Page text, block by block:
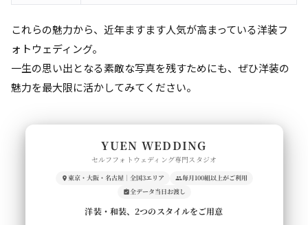
これらの魅力から、近年ますます人気が高まっている洋装フ
ォトウェディング。
一生の思い出となる素敵な写真を残すためにも、ぜひ洋装の
魅力を最大限に活かしてみてください。
YUEN WEDDING
セルフフォトウェディング専門スタジオ
東京・大阪・名古屋｜全国3エリア
毎月100組以上がご利用
全データ当日お渡し
洋装・和装、2つのスタイルをご用意